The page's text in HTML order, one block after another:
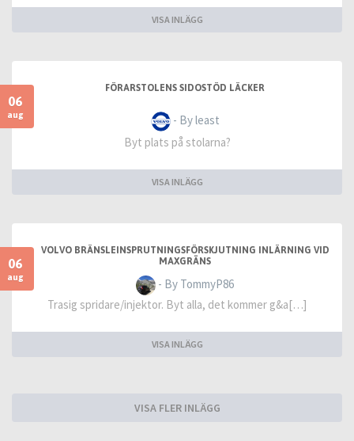
VISA INLÄGG
06
aug
FÖRARSTOLENS SIDOSTÖD LÄCKER
- By least
Byt plats på stolarna?
VISA INLÄGG
06
aug
VOLVO BRÄNSLEINSPRUTNINGSFÖRSKJUTNING INLÄRNING VID
MAXGRÄNS
- By TommyP86
Trasig spridare/injektor. Byt alla, det kommer g&a[…]
VISA INLÄGG
VISA FLER INLÄGG